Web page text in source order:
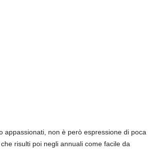
appassionati, non è però espressione di poca
risulti poi negli annuali come facile da